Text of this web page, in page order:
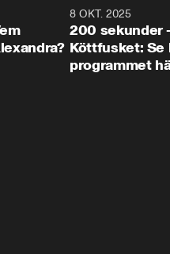
31:058 OKT. 2025
200 sekunder
Köttfusket: Se
programmet